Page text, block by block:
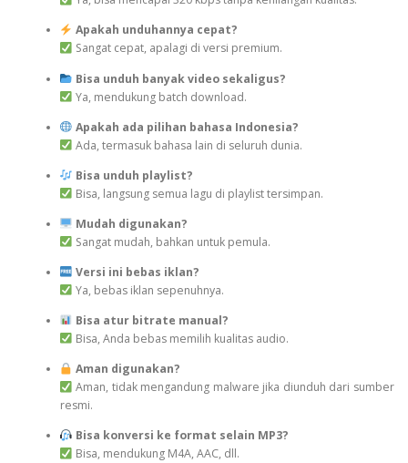
Apakah unduhannya cepat?
Sangat cepat, apalagi di versi premium.
Bisa unduh banyak video sekaligus?
Ya, mendukung batch download.
Apakah ada pilihan bahasa Indonesia?
Ada, termasuk bahasa lain di seluruh dunia.
Bisa unduh playlist?
Bisa, langsung semua lagu di playlist tersimpan.
Mudah digunakan?
Sangat mudah, bahkan untuk pemula.
Versi ini bebas iklan?
Ya, bebas iklan sepenuhnya.
Bisa atur bitrate manual?
Bisa, Anda bebas memilih kualitas audio.
Aman digunakan?
Aman, tidak mengandung malware jika diunduh dari sumber
resmi.
Bisa konversi ke format selain MP3?
Bisa, mendukung M4A, AAC, dll.